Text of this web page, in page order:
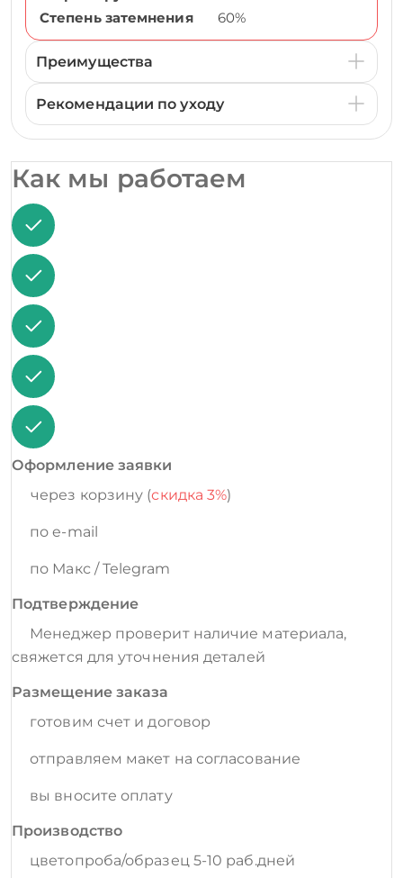
Степень затемнения
60%
Преимущества
Рекомендации по уходу
Как мы работаем
Оформление заявки
через корзину (скидка 3%)
по e-mail
по Макс / Telegram
Подтверждение
Менеджер проверит наличие материала,
свяжется для уточнения деталей
Размещение заказа
готовим счет и договор
отправляем макет на согласование
вы вносите оплату
Производство
цветопроба/образец 5-10 раб.дней